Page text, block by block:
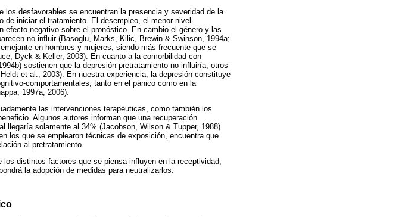
desfavorables se encuentran la presencia y severidad de la
de iniciar el tratamiento. El desempleo, el menor nivel
negativo sobre el pronóstico. En cambio el género y las
no influir (Basoglu, Marks, Kilic, Brewin & Swinson, 1994a;
en hombres y mujeres, siendo más frecuente que se
Dyck & Keller, 2003). En cuanto a la comorbilidad con
sostienen que la depresión pretratamiento no influiría, otros
et al., 2003). En nuestra experiencia, la depresión constituye
comportamentales, tanto en el pánico como en la
1997a; 2006).
las intervenciones terapéuticas, como también los
Algunos autores informan que una recuperación
solamente al 34% (Jacobson, Wilson & Tupper, 1988).
los que se emplearon técnicas de exposición, encuentra que
al pretratamiento.
distintos factores que se piensa influyen en la receptividad,
la adopción de medidas para neutralizarlos.